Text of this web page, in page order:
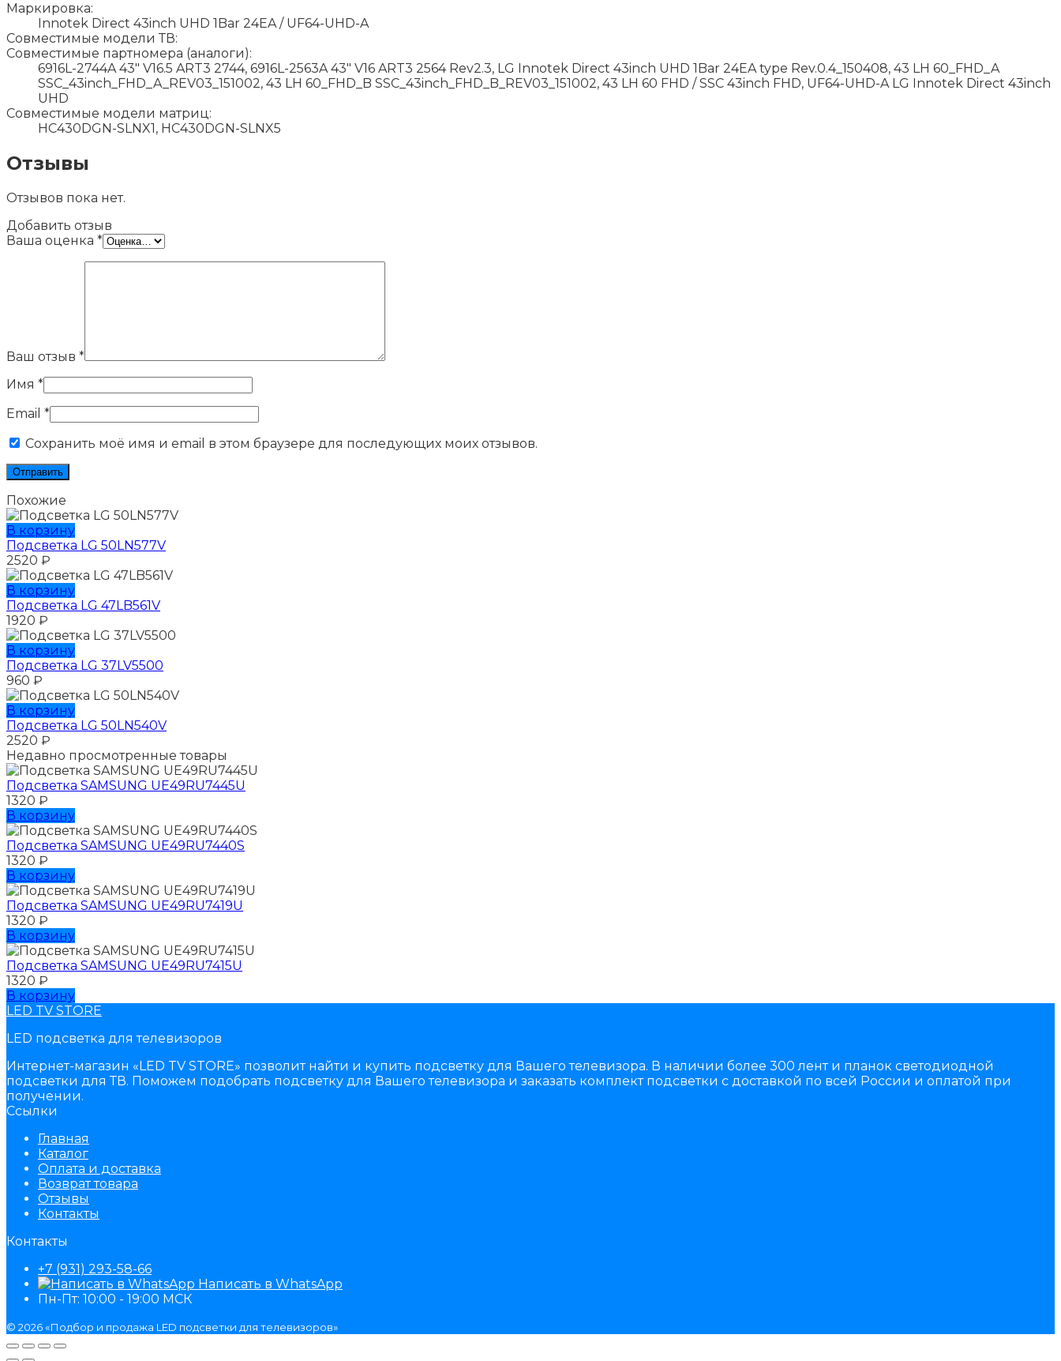
Маркировка:
Innotek Direct 43inch UHD 1Bar 24EA / UF64-UHD-A
Совместимые модели ТВ:
Совместимые партномера (аналоги):
6916L-2744A 43" V16.5 ART3 2744, 6916L-2563A 43″ V16 ART3 2564 Rev2.3, LG Innotek Direct 43inch UHD 1Bar 24EA type Rev.0.4_150408, 43 LH 60_FHD_A
SSC_43inch_FHD_A_REV03_151002, 43 LH 60_FHD_B SSC_43inch_FHD_B_REV03_151002, 43 LH 60 FHD / SSC 43inch FHD, UF64-UHD-A LG Innotek Direct 43inch
UHD
Совместимые модели матриц:
HC430DGN-SLNX1, HC430DGN-SLNX5
Отзывы
Отзывов пока нет.
Добавить отзыв
Ваша оценка *
Ваш отзыв *
Имя *
Email *
Сохранить моё имя и email в этом браузере для последующих моих отзывов.
Похожие
В корзину
Подсветка LG 50LN577V
2520 ₽
В корзину
Подсветка LG 47LB561V
1920 ₽
В корзину
Подсветка LG 37LV5500
960 ₽
В корзину
Подсветка LG 50LN540V
2520 ₽
Недавно просмотренные товары
Подсветка SAMSUNG UЕ49RU7445U
1320 ₽
В корзину
Подсветка SAMSUNG UЕ49RU7440S
1320 ₽
В корзину
Подсветка SAMSUNG UЕ49RU7419U
1320 ₽
В корзину
Подсветка SAMSUNG UЕ49RU7415U
1320 ₽
В корзину
LED TV STORE
LED подсветка для телевизоров
Интернет-магазин «LED TV STORE» позволит найти и купить подсветку для Вашего телевизора. В наличии более 300 лент и планок светодиодной
подсветки для ТВ. Поможем подобрать подсветку для Вашего телевизора и заказать комплект подсветки с доставкой по всей России и оплатой при
получении.
Ссылки
Главная
Каталог
Оплата и доставка
Возврат товара
Отзывы
Контакты
Контакты
+7 (931) 293-58-66
Написать в WhatsApp
Пн-Пт: 10:00 - 19:00 МСК
© 2026 «Подбор и продажа LED подсветки для телевизоров»